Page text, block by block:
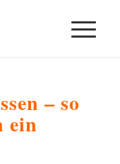
– so
ein